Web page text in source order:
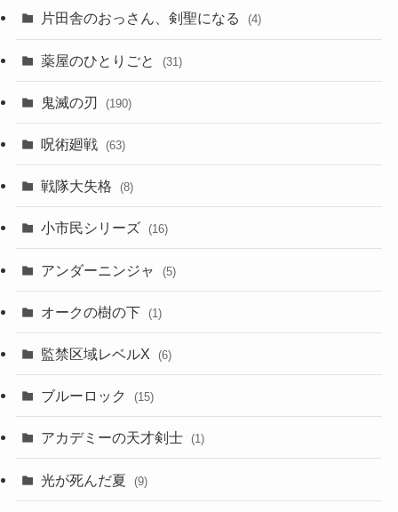
片田舎のおっさん、剣聖になる (4)
薬屋のひとりごと (31)
鬼滅の刃 (190)
呪術廻戦 (63)
戦隊大失格 (8)
小市民シリーズ (16)
アンダーニンジャ (5)
オークの樹の下 (1)
監禁区域レベルX (6)
ブルーロック (15)
アカデミーの天才剣士 (1)
光が死んだ夏 (9)